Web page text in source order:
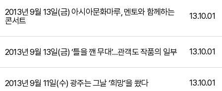
2013년 9월 13일(금) 아시아문화마루, 멘토와 함께하는
콘서트
13.10.01
2013년 9월 13일(금) ‘틀을 깬 무대’…관객도 작품의 일부 13.10.01
2013년 9월 11일(수) 광주는 그날 ‘희망’을 쐈다 13.10.01